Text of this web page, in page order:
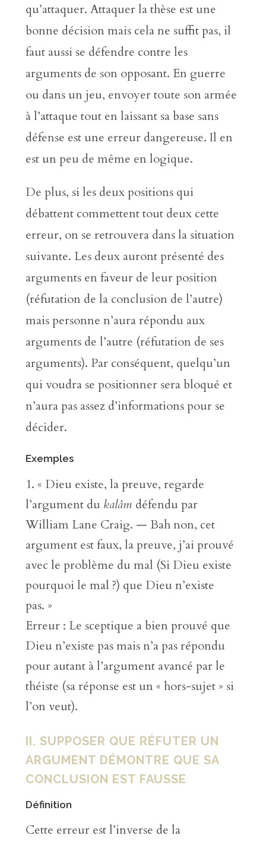
qu’attaquer. Attaquer la thèse est une
bonne décision mais cela ne suffit pas, il
faut aussi se défendre contre les
arguments de son opposant. En guerre
ou dans un jeu, envoyer toute son armée
à l’attaque tout en laissant sa base sans
défense est une erreur dangereuse. Il en
est un peu de même en logique.
De plus, si les deux positions qui
débattent commettent tout deux cette
erreur, on se retrouvera dans la situation
suivante. Les deux auront présenté des
arguments en faveur de leur position
(réfutation de la conclusion de l’autre)
mais personne n’aura répondu aux
arguments de l’autre (réfutation de ses
arguments). Par conséquent, quelqu’un
qui voudra se positionner sera bloqué et
n’aura pas assez d’informations pour se
décider.
Exemples
« Dieu existe, la preuve, regarde
l’argument du kalâm défendu par
William Lane Craig. — Bah non, cet
argument est faux, la preuve, j’ai prouvé
avec le problème du mal (Si Dieu existe
pourquoi le mal ?) que Dieu n’existe
pas. »
Erreur : Le sceptique a bien prouvé que
Dieu n’existe pas mais n’a pas répondu
pour autant à l’argument avancé par le
théiste (sa réponse est un « hors-sujet » si
l’on veut).
II. SUPPOSER QUE RÉFUTER UN
ARGUMENT DÉMONTRE QUE SA
CONCLUSION EST FAUSSE
Définition
Cette erreur est l’inverse de la